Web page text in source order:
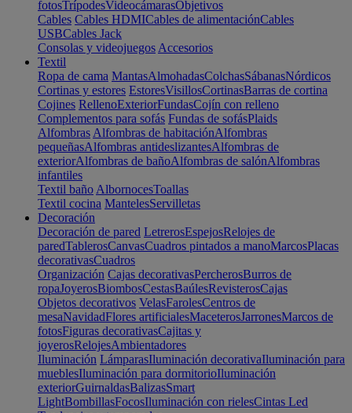
fotosTrípodesVideocámarasObjetivos
Cables Cables HDMICables de alimentaciónCables
USBCables Jack
Consolas y videojuegos Accesorios
Textil
Ropa de cama MantasAlmohadasColchasSábanasNórdicos
Cortinas y estores EstoresVisillosCortinasBarras de cortina
Cojines RellenoExteriorFundasCojín con relleno
Complementos para sofás Fundas de sofásPlaids
Alfombras Alfombras de habitaciónAlfombras
pequeñasAlfombras antideslizantesAlfombras de
exteriorAlfombras de bañoAlfombras de salónAlfombras
infantiles
Textil baño AlbornocesToallas
Textil cocina MantelesServilletas
Decoración
Decoración de pared LetrerosEspejosRelojes de
paredTablerosCanvasCuadros pintados a manoMarcosPlacas
decorativasCuadros
Organización Cajas decorativasPercherosBurros de
ropaJoyerosBiombosCestasBaúlesRevisterosCajas
Objetos decorativos VelasFarolesCentros de
mesaNavidadFlores artificialesMaceterosJarronesMarcos de
fotosFiguras decorativasCajitas y
joyerosRelojesAmbientadores
Iluminación LámparasIluminación decorativaIluminación para
mueblesIluminación para dormitorioIluminación
exteriorGuirnaldasBalizasSmart
LightBombillasFocosIluminación con rielesCintas Led